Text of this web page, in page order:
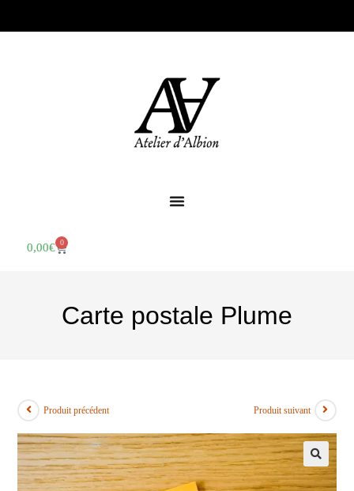
0,00€ 0
Carte postale Plume
Produit précédent Produit suivant